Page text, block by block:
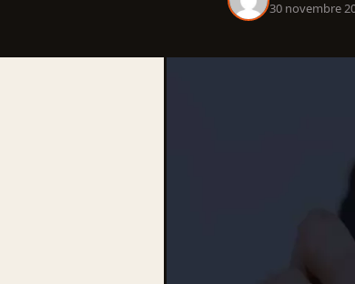
30 novembre